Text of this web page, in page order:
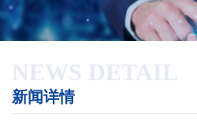
NEWS DETAIL
新闻详情